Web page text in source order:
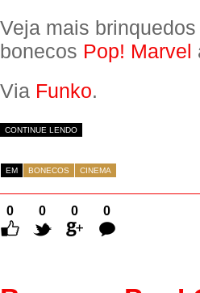
Veja mais brinquedos
bonecos Pop! Marvel
Via Funko.
CONTINUE LENDO
EM BONECOS CINEMA
0 0 0
0
Comentários